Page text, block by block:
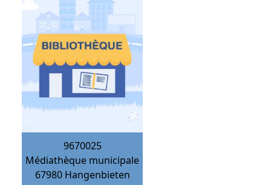
9670025
Médiathèque municipale
67980 Hangenbieten